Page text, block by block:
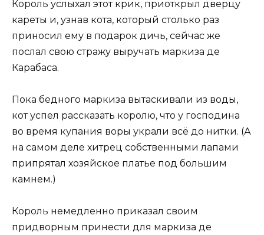
Король услыхал этот крик, приоткрыл дверцу
кареты и, узнав кота, который столько раз
приносил ему в подарок дичь, сейчас же
послал свою стражу выручать маркиза де
Карабаса.
Пока бедного маркиза вытаскивали из воды,
кот успел рассказать королю, что у господина
во время купания воры украли всё до нитки. (А
на самом деле хитрец собственными лапами
припрятал хозяйское платье под большим
камнем.)
Король немедленно приказал своим
придворным принести для маркиза де